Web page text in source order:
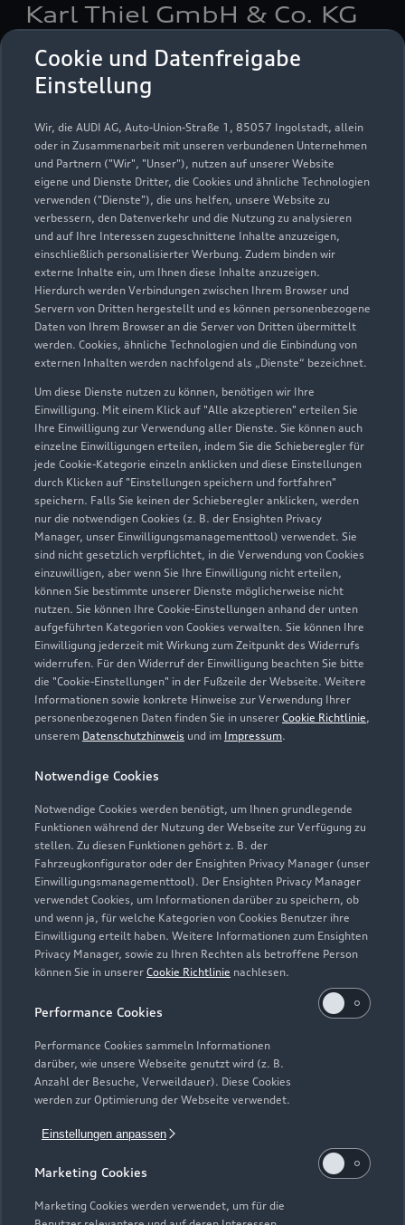
Cookie und Datenfreigabe
Einstellung
Wir, die AUDI AG, Auto-Union-Straße 1, 85057 Ingolstadt, allein
oder in Zusammenarbeit mit unseren verbundenen Unternehmen
und Partnern ("Wir", "Unser"), nutzen auf unserer Website
eigene und Dienste Dritter, die Cookies und ähnliche Technologien
verwenden ("Dienste"), die uns helfen, unsere Website zu
verbessern, den Datenverkehr und die Nutzung zu analysieren
und auf Ihre Interessen zugeschnittene Inhalte anzuzeigen,
einschließlich personalisierter Werbung. Zudem binden wir
externe Inhalte ein, um Ihnen diese Inhalte anzuzeigen.
Hierdurch werden Verbindungen zwischen Ihrem Browser und
Servern von Dritten hergestellt und es können personenbezogene
Daten von Ihrem Browser an die Server von Dritten übermittelt
werden. Cookies, ähnliche Technologien und die Einbindung von
externen Inhalten werden nachfolgend als „Dienste“ bezeichnet.
Um diese Dienste nutzen zu können, benötigen wir Ihre
Einwilligung. Mit einem Klick auf "Alle akzeptieren" erteilen Sie
Ihre Einwilligung zur Verwendung aller Dienste. Sie können auch
einzelne Einwilligungen erteilen, indem Sie die Schieberegler für
jede Cookie-Kategorie einzeln anklicken und diese Einstellungen
durch Klicken auf "Einstellungen speichern und fortfahren"
speichern. Falls Sie keinen der Schieberegler anklicken, werden
nur die notwendigen Cookies (z. B. der Ensighten Privacy
Manager, unser Einwilligungsmanagementtool) verwendet. Sie
sind nicht gesetzlich verpflichtet, in die Verwendung von Cookies
einzuwilligen, aber wenn Sie Ihre Einwilligung nicht erteilen,
können Sie bestimmte unserer Dienste möglicherweise nicht
nutzen. Sie können Ihre Cookie-Einstellungen anhand der unten
aufgeführten Kategorien von Cookies verwalten. Sie können Ihre
Einwilligung jederzeit mit Wirkung zum Zeitpunkt des Widerrufs
widerrufen. Für den Widerruf der Einwilligung beachten Sie bitte
die "Cookie-Einstellungen" in der Fußzeile der Webseite. Weitere
Informationen sowie konkrete Hinweise zur Verwendung Ihrer
personenbezogenen Daten finden Sie in unserer Cookie Richtlinie,
unserem Datenschutzhinweis und im Impressum.
Notwendige Cookies
Notwendige Cookies werden benötigt, um Ihnen grundlegende
Funktionen während der Nutzung der Webseite zur Verfügung zu
stellen. Zu diesen Funktionen gehört z. B. der
Fahrzeugkonfigurator oder der Ensighten Privacy Manager (unser
Einwilligungsmanagementtool). Der Ensighten Privacy Manager
verwendet Cookies, um Informationen darüber zu speichern, ob
und wenn ja, für welche Kategorien von Cookies Benutzer ihre
Einwilligung erteilt haben. Weitere Informationen zum Ensighten
Privacy Manager, sowie zu Ihren Rechten als betroffene Person
können Sie in unserer Cookie Richtlinie nachlesen.
Performance Cookies
Performance Cookies sammeln Informationen
darüber, wie unsere Webseite genutzt wird (z. B.
Anzahl der Besuche, Verweildauer). Diese Cookies
werden zur Optimierung der Webseite verwendet.
Einstellungen anpassen
Marketing Cookies
Marketing Cookies werden verwendet, um für die
Karl Thiel GmbH & Co. KG
Servicepartner e-tron
Karl-Thiel-Straße 1
33378 Rheda-Wiedenbrück
05242 59050
rheda-wiedenbrueck@thiel-gruppe.de
Kontaktdaten herunterladen
Öffnungszeiten
Service
Geöffnet bis18:00
Montag - Freitag 07:30 - 18:00
Zurück nach oben
Modelle
Elektromodelle
Plug-in-Hybride
Neuwagensuche
Gebrauchtwagensuche
Service & Zubehör
Saisonale Angebote
Audi Services
Garantie
Audi digital services
Support
Über Audi
Unternehmen